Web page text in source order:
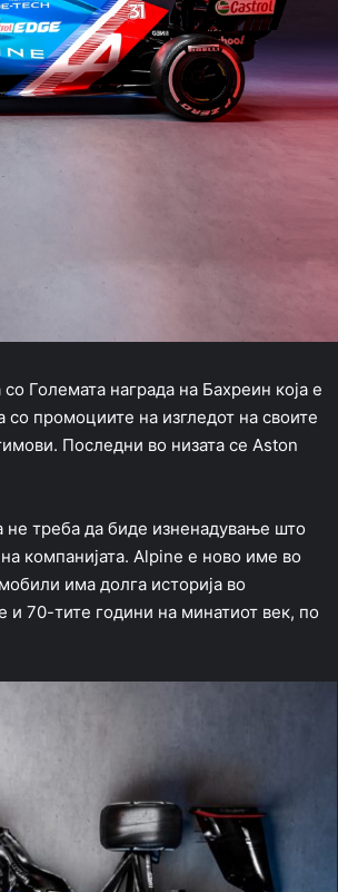
Големата награда на Бахреин која е
промоциите на изгледот на своите
Последни во низата се Aston
не треба да биде изненадување што
компанијата. Alpine е ново име во
има долга историја во
и 70-тите години на минатиот век, по